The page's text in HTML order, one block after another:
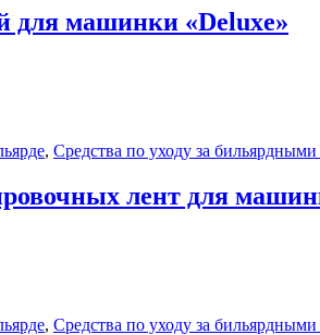
для машинки «Deluxe»
, Средства по уходу за
лент для
, Средства по уходу за